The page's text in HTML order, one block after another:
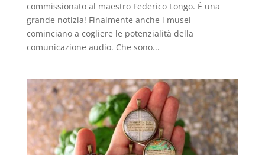
commissionato al maestro Federico Longo. È una
grande notizia! Finalmente anche i musei
cominciano a cogliere le potenzialità della
comunicazione audio. Che sono...